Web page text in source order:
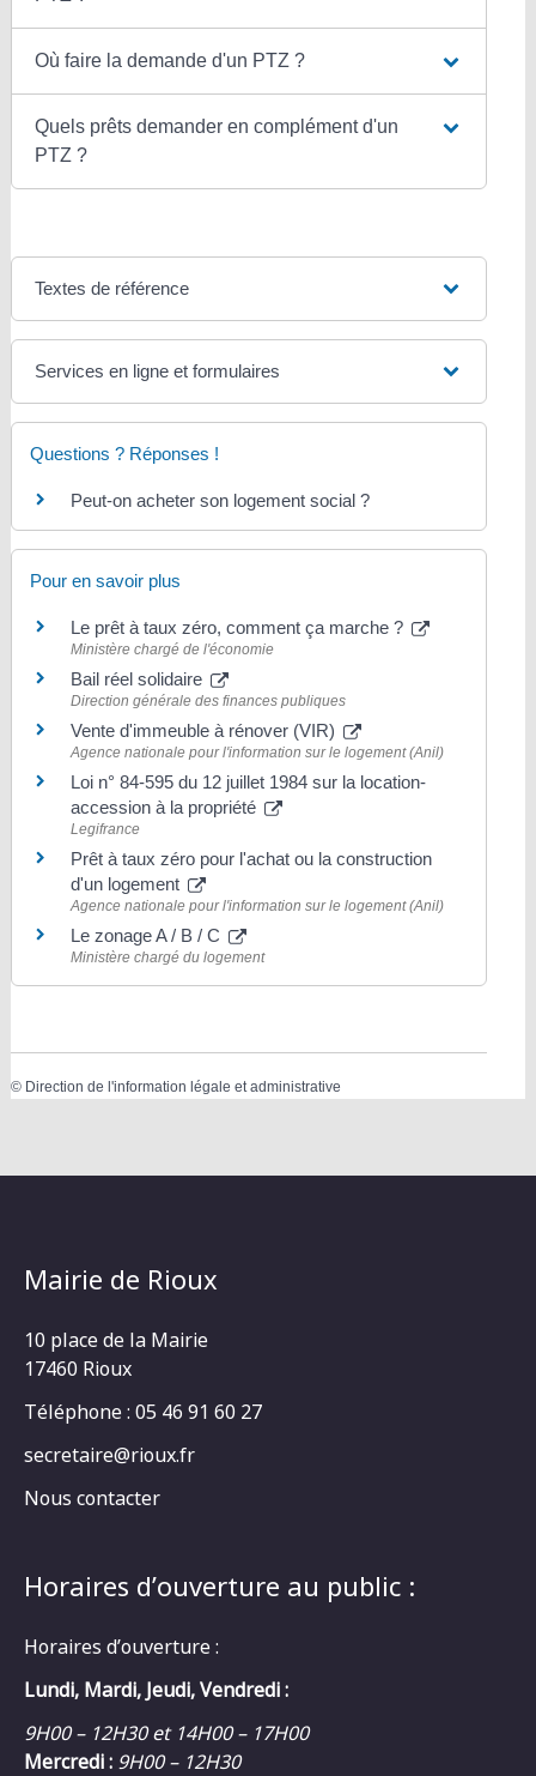
Où faire la demande d'un PTZ ?
Quels prêts demander en complément d'un
PTZ ?
Textes de référence
Services en ligne et formulaires
Questions ? Réponses !
Peut-on acheter son logement social ?
Pour en savoir plus
Le prêt à taux zéro, comment ça marche ?
Ministère chargé de l'économie
Bail réel solidaire
Direction générale des finances publiques
Vente d'immeuble à rénover (VIR)
Agence nationale pour l'information sur le logement (Anil)
Loi n° 84-595 du 12 juillet 1984 sur la location-
accession à la propriété
Legifrance
Prêt à taux zéro pour l'achat ou la construction
d'un logement
Agence nationale pour l'information sur le logement (Anil)
Le zonage A / B / C
Ministère chargé du logement
© Direction de l'information légale et administrative
Mairie de Rioux
10 place de la Mairie
17460 Rioux
Téléphone : 05 46 91 60 27
secretaire@rioux.fr
Nous contacter
Horaires d’ouverture au public :
Horaires d’ouverture :
Lundi, Mardi, Jeudi, Vendredi :
9H00 – 12H30 et 14H00 – 17H00
Mercredi : 9H00 – 12H30